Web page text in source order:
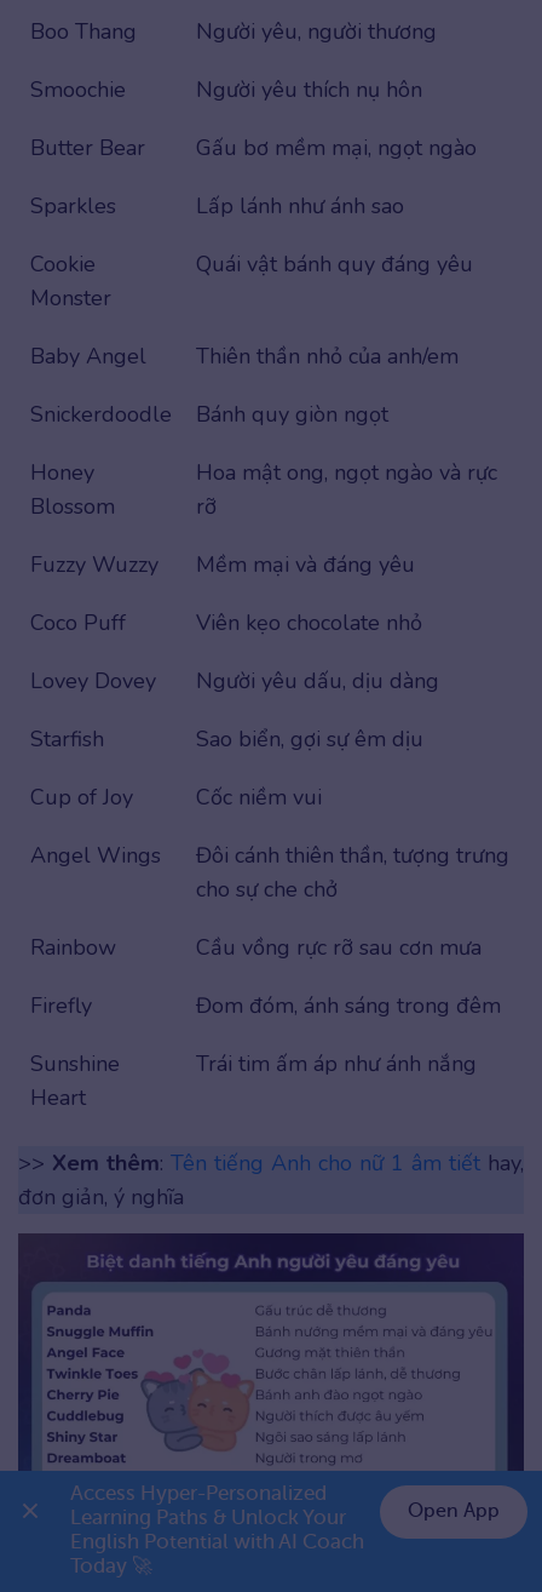
Boo Thang
Người yêu, người thương
Smoochie
Người yêu thích nụ hôn
Butter Bear
Gấu bơ mềm mại, ngọt ngào
Sparkles
Lấp lánh như ánh sao
Cookie
Monster
Quái vật bánh quy đáng yêu
Baby Angel
Thiên thần nhỏ của anh/em
Snickerdoodle
Bánh quy giòn ngọt
Honey
Blossom
Hoa mật ong, ngọt ngào và rực
rỡ
Fuzzy Wuzzy
Mềm mại và đáng yêu
Coco Puff
Viên kẹo chocolate nhỏ
Lovey Dovey
Người yêu dấu, dịu dàng
Starfish
Sao biển, gợi sự êm dịu
Cup of Joy
Cốc niềm vui
Angel Wings
Đôi cánh thiên thần, tượng trưng
cho sự che chở
Rainbow
Cầu vồng rực rỡ sau cơn mưa
Firefly
Đom đóm, ánh sáng trong đêm
Sunshine
Heart
Trái tim ấm áp như ánh nắng
>> Xem thêm: Tên tiếng Anh cho nữ 1 âm tiết hay,
đơn giản, ý nghĩa
Biệt danh tiếng Anh người yêu đáng yêu
Biệt danh tiếng Anh siêu hay cho
👉 Premium 1 năm chỉ 799K
Access Hyper-Personalized
Learning Paths & Unlock Your
English Potential with AI Coach
Today 🚀
Open App